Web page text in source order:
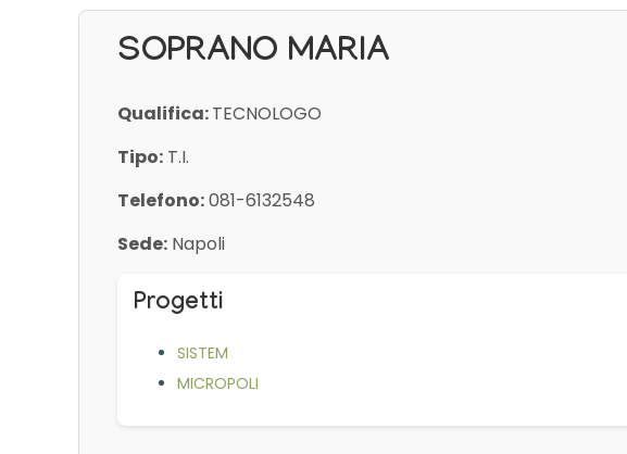
SOPRANO MARIA
Qualifica:TECNOLOGO
Tipo: T.I.
Telefono:081-6132548
Sede: Napoli
Progetti
SISTEM
MICROPOLI